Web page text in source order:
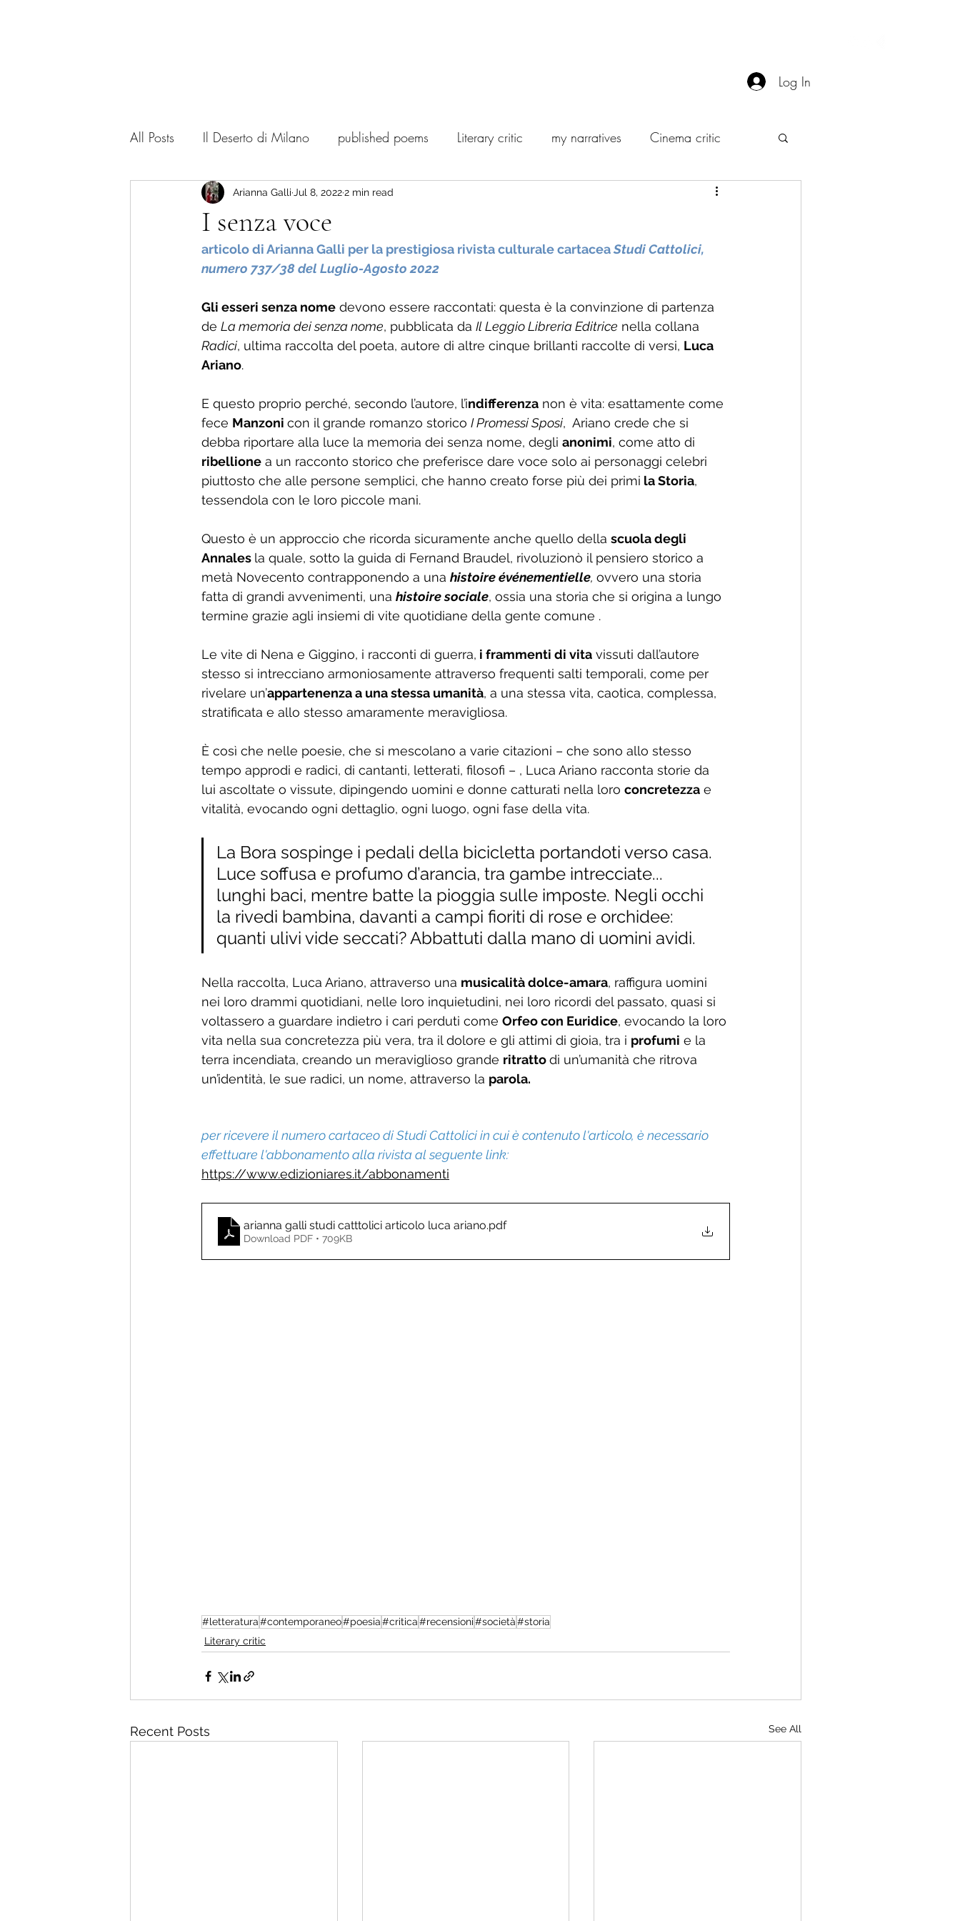
Log In
All Posts Il Deserto di Milano published poems Literary critic my narratives Cinema critic
Art Critic my books Fashion Satisfiction
I senza voce
Arianna Galli Jul 8, 20222 min read
articolo di Arianna Galli per la prestigiosa rivista culturale cartacea Studi Cattolici,
numero 737/38 del Luglio-Agosto 2022
Gli esseri senza nome devono essere raccontati: questa è la convinzione di partenza
de La memoria dei senza nome, pubblicata da Il Leggio Libreria Editrice nella collana
Radici, ultima raccolta del poeta, autore di altre cinque brillanti raccolte di versi, Luca
Ariano.
E questo proprio perché, secondo l’autore, l’indifferenza non è vita: esattamente come
fece Manzoni con il grande romanzo storico I Promessi Sposi,  Ariano crede che si
debba riportare alla luce la memoria dei senza nome, degli anonimi, come atto di
ribellione a un racconto storico che preferisce dare voce solo ai personaggi celebri
piuttosto che alle persone semplici, che hanno creato forse più dei primi la Storia,
tessendola con le loro piccole mani.
Questo è un approccio che ricorda sicuramente anche quello della scuola degli
Annales la quale, sotto la guida di Fernand Braudel, rivoluzionò il pensiero storico a
metà Novecento contrapponendo a una histoire événementielle, ovvero una storia
fatta di grandi avvenimenti, una histoire sociale, ossia una storia che si origina a lungo
termine grazie agli insiemi di vite quotidiane della gente comune .
Le vite di Nena e Giggino, i racconti di guerra, i frammenti di vita vissuti dall’autore
stesso si intrecciano armoniosamente attraverso frequenti salti temporali, come per
rivelare un’appartenenza a una stessa umanità, a una stessa vita, caotica, complessa,
stratificata e allo stesso amaramente meravigliosa.
È così che nelle poesie, che si mescolano a varie citazioni – che sono allo stesso
tempo approdi e radici, di cantanti, letterati, filosofi – , Luca Ariano racconta storie da
lui ascoltate o vissute, dipingendo uomini e donne catturati nella loro concretezza e
vitalità, evocando ogni dettaglio, ogni luogo, ogni fase della vita.
La Bora sospinge i pedali della bicicletta portandoti verso casa.
Luce soffusa e profumo d’arancia, tra gambe intrecciate...
lunghi baci, mentre batte la pioggia sulle imposte. Negli occhi
la rivedi bambina, davanti a campi fioriti di rose e orchidee:
quanti ulivi vide seccati? Abbattuti dalla mano di uomini avidi.
Nella raccolta, Luca Ariano, attraverso una musicalità dolce-amara, raffigura uomini
nei loro drammi quotidiani, nelle loro inquietudini, nei loro ricordi del passato, quasi si
voltassero a guardare indietro i cari perduti come Orfeo con Euridice, evocando la loro
vita nella sua concretezza più vera, tra il dolore e gli attimi di gioia, tra i profumi e la
terra incendiata, creando un meraviglioso grande ritratto di un’umanità che ritrova
un’identità, le sue radici, un nome, attraverso la parola.
per ricevere il numero cartaceo di Studi Cattolici in cui è contenuto l'articolo, è necessario
effettuare l'abbonamento alla rivista al seguente link:
https://www.edizioniares.it/abbonamenti
arianna galli studi catttolici articolo luca ariano.pdf
Download PDF • 709KB
#letteratura#contemporaneo#poesia#critica#recensioni#società#storia
Literary critic
Recent Posts See All